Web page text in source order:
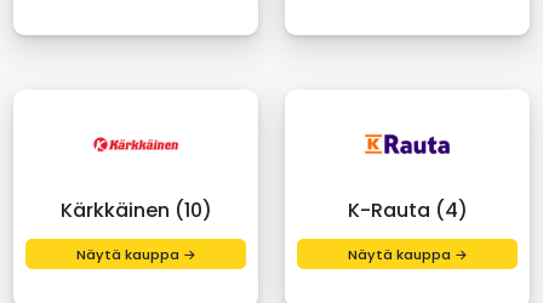
Kärkkäinen (10)
Näytä kauppa →
K-Rauta (4)
Näytä kauppa →